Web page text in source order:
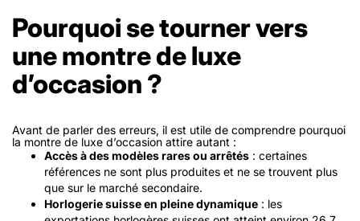
Pourquoi se tourner vers
une montre de luxe
d’occasion ?
Avant de parler des erreurs, il est utile de comprendre pourquoi
la montre de luxe d’occasion attire autant :
Accès à des modèles rares ou arrêtés : certaines
références ne sont plus produites et ne se trouvent plus
que sur le marché secondaire.
Horlogerie suisse en pleine dynamique : les